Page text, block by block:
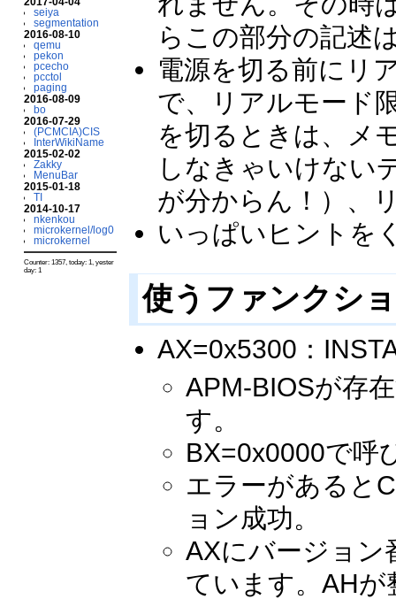
seiya
segmentation
2016-08-10
qemu
pekon
pcecho
pcctol
paging
2016-08-09
bo
2016-07-29
(PCMCIA)CIS
InterWikiName
2015-02-02
Zakky
MenuBar
2015-01-18
TI
2014-10-17
nkenkou
microkernel/log0
microkernel
Counter: 1357, today: 1, yester
day: 1
らこの部分の記述
電源を切る前にリ
で、リアルモード
を切るときは、メ
しなきゃいけない
が分からん！）、
いっぱいヒントを
使うファンクシ
AX=0x5300：
APM-BIOSが存
す。
BX=0x0000で呼
エラーがあると
ョン成功。
AXにバージョン
ています。AHが